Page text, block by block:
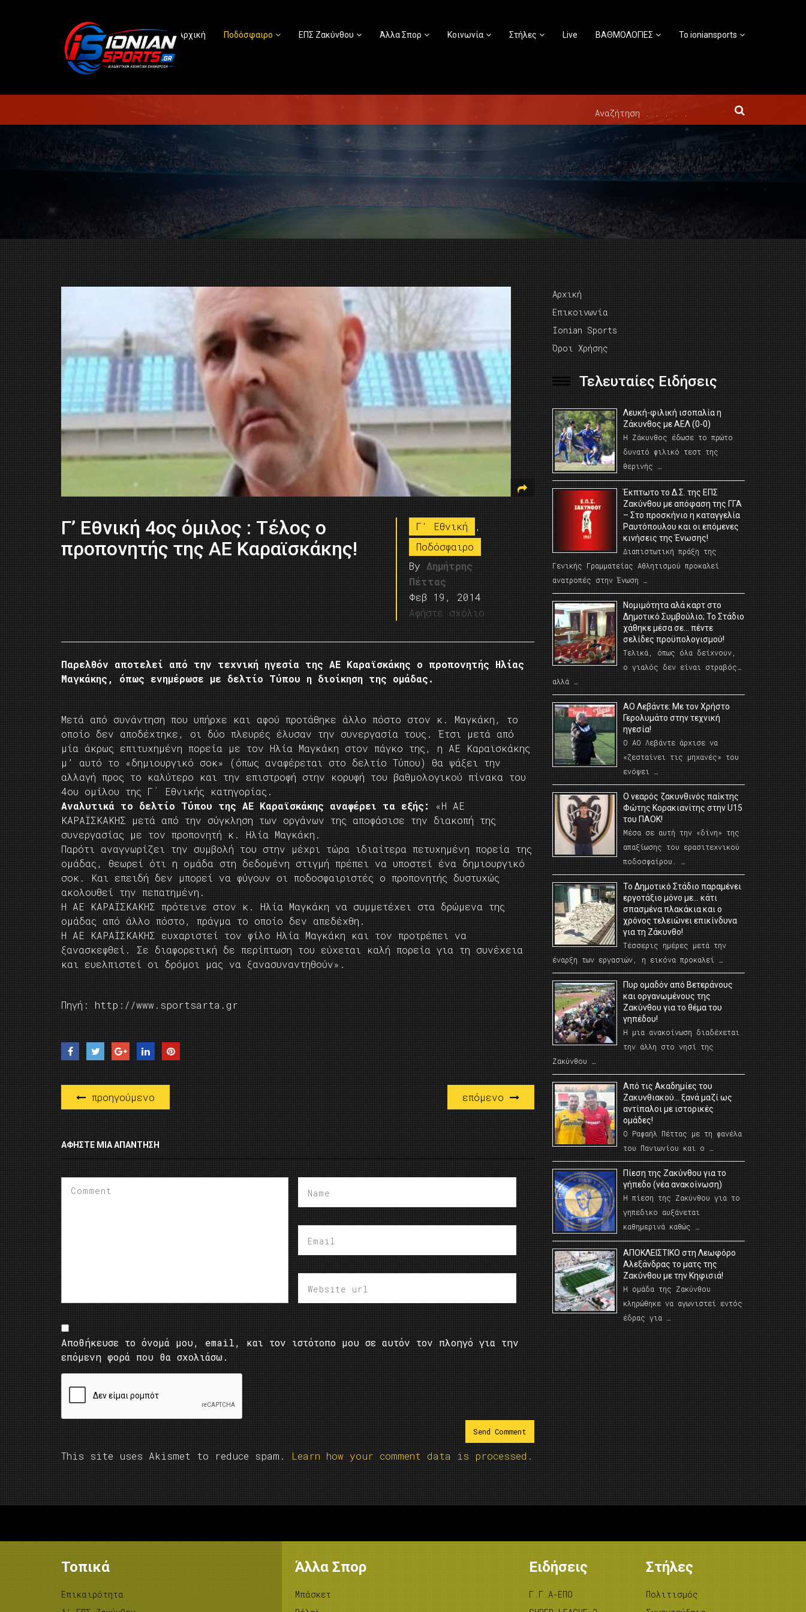
Αρχική Ποδόσφαιρο ΕΠΣ Ζακύνθου Άλλα Σπορ Κοινωνία Στήλες Live ΒΑΘΜΟΛΟΓΙΕΣ Το ioniansports
Γ’ Εθνική 4ος όμιλος : Τέλος ο
προπονητής της ΑΕ Καραϊσκάκης!
Γ' Εθνική
,
Ποδόσφαιρο
By Δημήτρης
Πέττας
Φεβ 19, 2014
Αφήστε σχόλιο
Παρελθόν αποτελεί από την τεχνική ηγεσία της ΑΕ Καραϊσκάκης ο προπονητής Ηλίας
Μαγκάκης, όπως ενημέρωσε με δελτίο Τύπου η διοίκηση της ομάδας.
Μετά από συνάντηση που υπήρχε και αφού προτάθηκε άλλο πόστο στον κ. Μαγκάκη, το
οποίο δεν αποδέχτηκε, οι δύο πλευρές έλυσαν την συνεργασία τους. Έτσι μετά από
μία άκρως επιτυχημένη πορεία με τον Ηλία Μαγκάκη στον πάγκο της, η ΑΕ Καραϊσκάκης
μ’ αυτό το «δημιουργικό σοκ» (όπως αναφέρεται στο δελτίο Τύπου) θα ψάξει την
αλλαγή προς το καλύτερο και την επιστροφή στην κορυφή του βαθμολογικού πίνακα του
4ου ομίλου της Γ΄ Εθνικής κατηγορίας.
Αναλυτικά το δελτίο Τύπου της ΑΕ Καραϊσκάκης αναφέρει τα εξής:
«Η ΑΕ
ΚΑΡΑΪΣΚΑΚΗΣ μετά από την σύγκληση των οργάνων της αποφάσισε την διακοπή της
συνεργασίας με τον προπονητή κ. Ηλία Μαγκάκη.
Παρότι αναγνωρίζει την συμβολή του στην μέχρι τώρα ιδιαίτερα πετυχημένη πορεία της
ομάδας, θεωρεί ότι η ομάδα στη δεδομένη στιγμή πρέπει να υποστεί ένα δημιουργικό
σοκ. Και επειδή δεν μπορεί να φύγουν οι ποδοσφαιριστές ο προπονητής δυστυχώς
ακολουθεί την πεπατημένη.
Η ΑΕ ΚΑΡΑΪΣΚΑΚΗΣ πρότεινε στον κ. Ηλία Μαγκάκη να συμμετέχει στα δρώμενα της
ομάδας από άλλο πόστο, πράγμα το οποίο δεν απεδέχθη.
Η ΑΕ ΚΑΡΑΪΣΚΑΚΗΣ ευχαριστεί τον φίλο Ηλία Μαγκάκη και τον προτρέπει να
ξανασκεφθεί. Σε διαφορετική δε περίπτωση του εύχεται καλή πορεία για τη συνέχεια
και ευελπιστεί οι δρόμοι μας να ξανασυναντηθούν».
Πηγή: http://www.sportsarta.gr
προηγούμενο επόμενο
ΑΦΉΣΤΕ ΜΙΑ ΑΠΆΝΤΗΣΗ
Αποθήκευσε το όνομά μου, email, και τον ιστότοπο μου σε αυτόν τον πλοηγό για την
επόμενη φορά που θα σχολιάσω.
This site uses Akismet to reduce spam. Learn how your comment data is processed.
Αρχική
Επικοινωνία
Ionian Sports
Όροι Χρήσης
Τελευταίες Ειδήσεις
Λευκή-φιλική ισοπαλία η
Ζάκυνθος με ΑΕΛ (0-0)
Η Ζάκυνθος έδωσε το πρώτο
δυνατό φιλικό τεστ της
θερινής …
Έκπτωτο το Δ.Σ. της ΕΠΣ
Ζακύνθου με απόφαση της ΓΓΑ
– Στο προσκήνιο η καταγγελία
Ραυτόπουλου και οι επόμενες
κινήσεις της Ένωσης!
Διαπιστωτική πράξη της
Γενικής Γραμματείας Αθλητισμού προκαλεί
ανατροπές στην Ένωση …
Νομιμότητα αλά καρτ στο
Δημοτικό Συμβούλιο; Το Στάδιο
χάθηκε μέσα σε… πέντε
σελίδες προϋπολογισμού!
Τελικά, όπως όλα δείχνουν,
ο γιαλός δεν είναι στραβός…
αλλά …
ΑΟ Λεβάντε: Με τον Χρήστο
Γερολυμάτο στην τεχνική
ηγεσία!
Ο ΑΟ Λεβάντε άρχισε να
«ζεσταίνει τις μηχανές» του
ενόψει …
O νεαρός ζακυνθινός παίκτης
Φώτης Κορακιανίτης στην U15
του ΠΑΟΚ!
Μέσα σε αυτή την «δίνη» της
απαξίωσης του ερασιτεχνικού
ποδοσφαίρου. …
Το Δημοτικό Στάδιο παραμένει
εργοτάξιο μόνο με… κάτι
σπασμένα πλακάκια και ο
χρόνος τελειώνει επικίνδυνα
για τη Ζάκυνθο!
Τέσσερις ημέρες μετά την
έναρξη των εργασιών, η εικόνα προκαλεί …
Πυρ ομαδόν από Βετεράνους
και οργανωμένους της
Ζακύνθου για το θέμα του
γηπέδου!
Η μια ανακοίνωση διαδέχεται
την άλλη στο νησί της
Ζακύνθου …
Από τις Ακαδημίες του
Ζακυνθιακού… ξανά μαζί ως
αντίπαλοι με ιστορικές
ομάδες!
Ο Ραφαήλ Πέττας με τη φανέλα
του Πανιωνίου και ο …
Πίεση της Ζακύνθου για το
γήπεδο (νέα ανακοίνωση)
Η πίεση της Ζακύνθου για το
γηπεδικο αυξάνεται
καθημερινά καθώς …
AΠΟΚΛΕΙΣΤΙΚΟ στη Λεωφόρο
Αλεξάνδρας το ματς της
Ζακύνθου με την Κηφισιά!
Η ομάδα της Ζακύνθου
κληρώθηκε να αγωνιστεί εντός
έδρας για …
Τοπικά
Επικαιρότητα
Άλλα Σπορ
Μπάσκετ
Ειδήσεις
Γ.Γ.Α-ΕΠΟ
Στήλες
Πολιτισμός